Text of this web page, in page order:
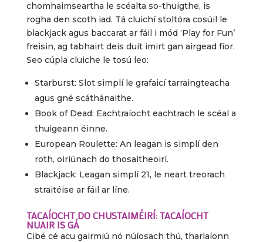
chomhaimseartha le scéalta so-thuigthe, is
rogha den scoth iad. Tá cluichí stoltóra cosúil le
blackjack agus baccarat ar fáil i mód ‘Play for Fun’
freisin, ag tabhairt deis duit imirt gan airgead fíor.
Seo cúpla cluiche le tosú leo:
Starburst: Slot simplí le grafaicí tarraingteacha
agus gné scáthánaithe.
Book of Dead: Eachtraíocht eachtrach le scéal a
thuigeann éinne.
European Roulette: An leagan is simplí den
roth, oiriúnach do thosaitheoirí.
Blackjack: Leagan simplí 21, le neart treorach
straitéise ar fáil ar líne.
TACAÍOCHT DO CHUSTAIMÉIRÍ: TACAÍOCHT
NUAIR IS GÁ
Cibé cé acu gairmiú nó núíosach thú, tharlaíonn